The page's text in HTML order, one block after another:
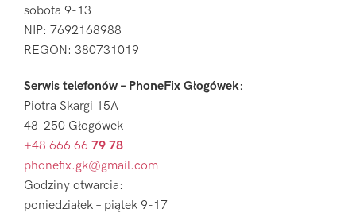
sobota 9-13
NIP: 7692168988
REGON: 380731019
Serwis telefonów – PhoneFix Głogówek:
Piotra Skargi 15A
48-250 Głogówek
+48 666 66 79 78
phonefix.gk@gmail.com
Godziny otwarcia:
poniedziałek – piątek 9-17